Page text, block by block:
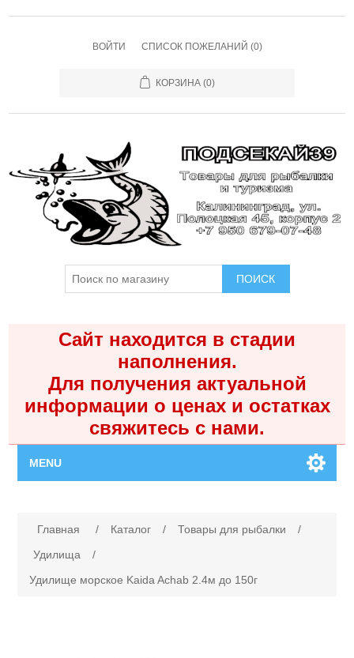
ВОЙТИ СПИСОК ПОЖЕЛАНИЙ (0)
КОРЗИНА (0)
ПОИСК
Сайт находится в стадии
наполнения.
Для получения актуальной
информации о ценах и остатках
свяжитесь с нами.
MENU
Каталог
Главная / Каталог / Товары для рыбалки
/
Удилища
/
Удилище морское Kaida Achab 2.4м до 150г